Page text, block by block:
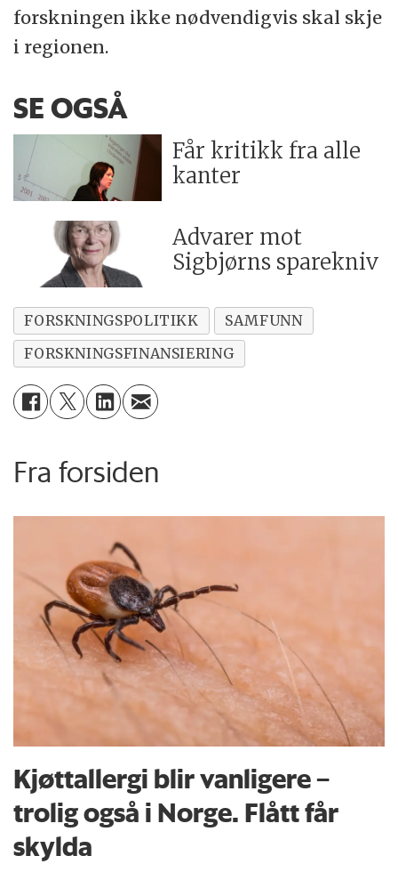
forskningen ikke nødvendigvis skal skje
i regionen.
SE OGSÅ
Får kritikk fra alle
kanter
Advarer mot
Sigbjørns sparekniv
FORSKNINGSPOLITIKK
SAMFUNN
FORSKNINGSFINANSIERING
Fra forsiden
Kjøttallergi blir vanligere –
trolig også i Norge. Flått får
skylda